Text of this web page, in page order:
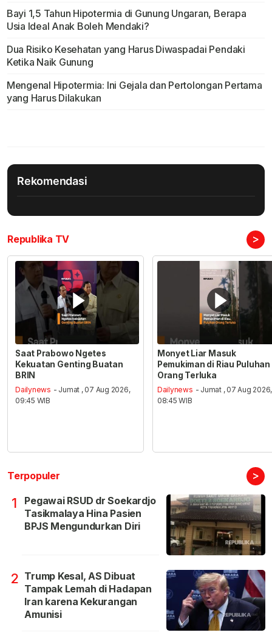
Bayi 1,5 Tahun Hipotermia di Gunung Ungaran, Berapa
Usia Ideal Anak Boleh Mendaki?
Dua Risiko Kesehatan yang Harus Diwaspadai Pendaki
Ketika Naik Gunung
Mengenal Hipotermia: Ini Gejala dan Pertolongan Pertama
yang Harus Dilakukan
Rekomendasi
Republika TV >
Saat Prabowo Ngetes
Kekuatan Genting Buatan
BRIN
Dailynews - Jumat , 07 Aug 2026,
09:45 WIB
Monyet Liar Masuk
Pemukiman di Riau Puluhan
Orang Terluka
Dailynews - Jumat , 07 Aug 2026,
08:45 WIB
Terpopuler >
1
Pegawai RSUD dr Soekardjo
Tasikmalaya Hina Pasien
BPJS Mengundurkan Diri
2 Trump Kesal, AS Dibuat
Tampak Lemah di Hadapan
Iran karena Kekurangan
Amunisi